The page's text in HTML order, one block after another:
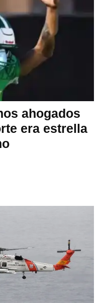
ahogados
era estrella